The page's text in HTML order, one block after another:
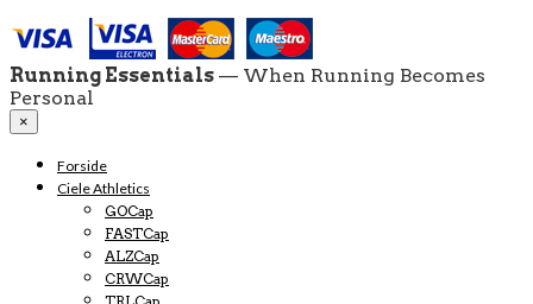
Running Essentials — When Running Becomes
Personal
×
Forside
Ciele Athletics
GOCap
FASTCap
ALZCap
CRWCap